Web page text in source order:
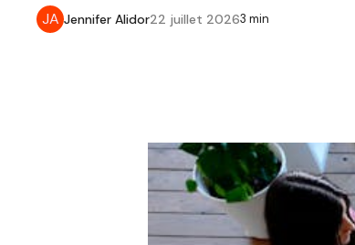
JA Jennifer Alidor22 juillet 20263 min